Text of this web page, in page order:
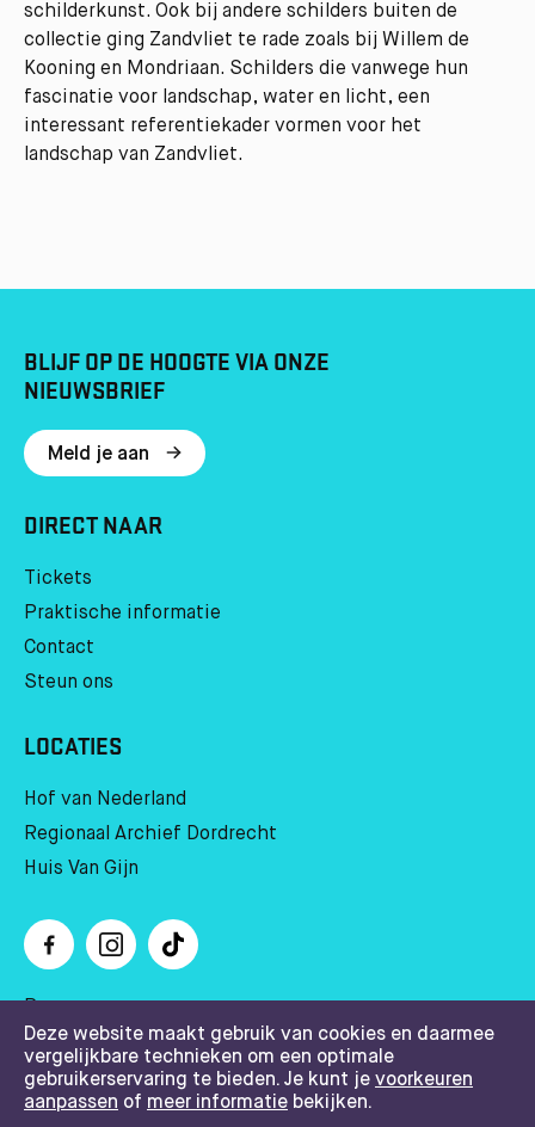
Deze website maakt gebruik van cookies en daarmee
vergelijkbare technieken om een optimale
gebruikerservaring te bieden. Je kunt je voorkeuren
aanpassen of meer informatie bekijken.
schilderkunst. Ook bij andere schilders buiten de
collectie ging Zandvliet te rade zoals bij Willem de
Kooning en Mondriaan. Schilders die vanwege hun
fascinatie voor landschap, water en licht, een
interessant referentiekader vormen voor het
landschap van Zandvliet.
BLIJF OP DE HOOGTE VIA ONZE
NIEUWSBRIEF
Meld je aan
DIRECT NAAR
Tickets
Praktische informatie
Contact
Steun ons
LOCATIES
Hof van Nederland
Regionaal Archief Dordrecht
Huis Van Gijn
Pers
Huisregels
Privacy statement, cookies & disclaimer, algemene
voorwaarden